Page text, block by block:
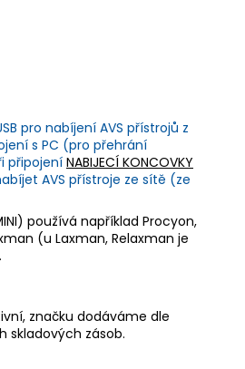
pro nabíjení AVS přístrojů z
s PC (pro přehrání
připojeníNABIJECÍ KONCOVKY
AVS přístroje ze sítě (ze
používá například Procyon,
(u Laxman, Relaxman je
značku dodáváme dle
skladových zásob.